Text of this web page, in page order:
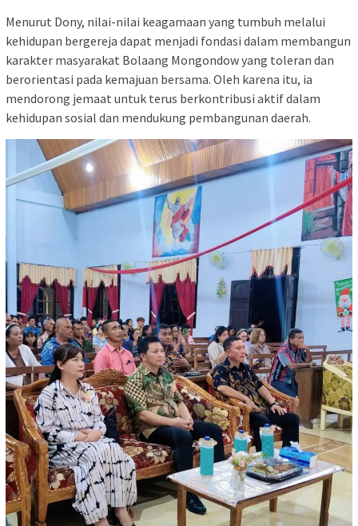
Menurut Dony, nilai-nilai keagamaan yang tumbuh melalui
kehidupan bergereja dapat menjadi fondasi dalam membangun
karakter masyarakat Bolaang Mongondow yang toleran dan
berorientasi pada kemajuan bersama. Oleh karena itu, ia
mendorong jemaat untuk terus berkontribusi aktif dalam
kehidupan sosial dan mendukung pembangunan daerah.